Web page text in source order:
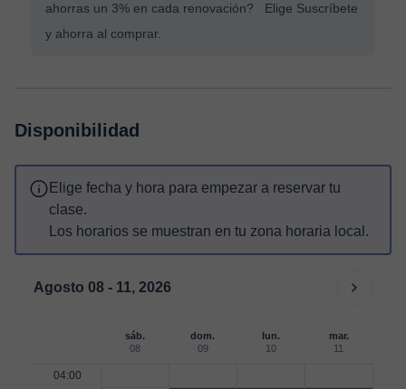
ahorras un 3% en cada renovación? Elige Suscríbete
y ahorra al comprar.
Disponibilidad
Elige fecha y hora para empezar a reservar tu
clase.
Los horarios se muestran en tu zona horaria local.
Agosto 08 - 11, 2026
sáb.
08
dom.
09
lun.
10
mar.
11
04:00